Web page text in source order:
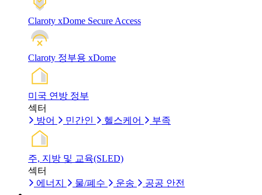
Claroty xDome Secure Access
Claroty 정부용 xDome
미국 연방 정부
섹터
방어
민간인 헬스케어 부족
주, 지방 및 교육(SLED)
섹터
에너지
물/폐수 운송 공공 안전